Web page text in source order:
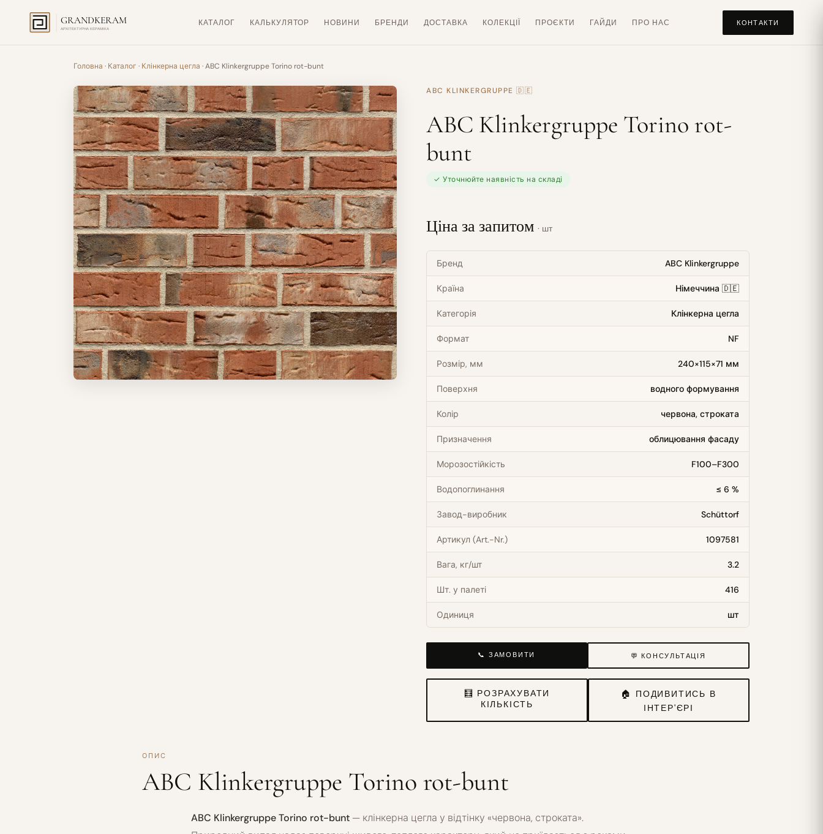
GRANDKERAM
АРХІТЕКТУРНА КЕРАМІКА
КАТАЛОГ КАЛЬКУЛЯТОР НОВИНИ БРЕНДИ ДОСТАВКА КОЛЕКЦІЇ ПРОЄКТИ ГАЙДИ ПРО НАС КОНТАКТИ
Головна · Каталог · Клінкерна цегла · ABC Klinkergruppe Torino rot-bunt
ABC KLINKERGRUPPE 🇩🇪
ABC Klinkergruppe Torino rot-
bunt
✓ Уточнюйте наявність на складі
Ціна за запитом · шт
Бренд ABC Klinkergruppe
Країна Німеччина 🇩🇪
Категорія Клінкерна цегла
Формат NF
Розмір, мм 240×115×71 мм
Поверхня водного формування
Колір червона, строката
Призначення облицювання фасаду
Морозостійкість F100–F300
Водопоглинання ≤ 6 %
Завод-виробник Schüttorf
Артикул (Art.-Nr.) 1097581
Вага, кг/шт 3.2
Шт. у палеті 416
Одиниця шт
📞 ЗАМОВИТИ 💬 КОНСУЛЬТАЦІЯ
🧮 РОЗРАХУВАТИ
КІЛЬКІСТЬ
🏠 ПОДИВИТИСЬ В
ІНТЕР'ЄРІ
ОПИС
ABC Klinkergruppe Torino rot-bunt
ABC Klinkergruppe Torino rot-bunt— клінкерна цегла у відтінку «червона, строката».